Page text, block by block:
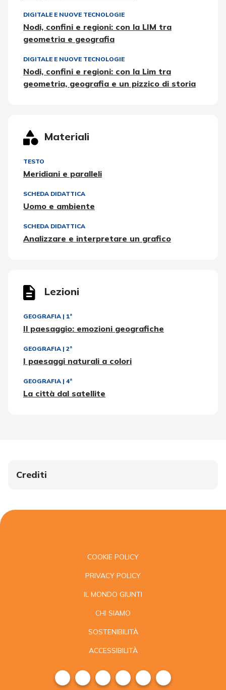
DIGITALE E NUOVE TECNOLOGIE
Nodi, confini e regioni: con la LIM tra
geometria e geografia
DIGITALE E NUOVE TECNOLOGIE
Nodi, confini e regioni: con la Lim tra
geometria, geografia e un pizzico di storia
Materiali
TESTO
Meridiani e paralleli
SCHEDA DIDATTICA
Uomo e ambiente
SCHEDA DIDATTICA
Analizzare e interpretare un grafico
Lezioni
GEOGRAFIA | 1ª
Il paesaggio: emozioni geografiche
GEOGRAFIA | 2ª
I paesaggi naturali a colori
GEOGRAFIA | 4ª
La città dal satellite
Crediti
COOKIE POLICY
PRIVACY POLICY
IL MONDO GIUNTI
CHI SIAMO
SOSTENIBILITÀ
ACCESSIBILITÀ